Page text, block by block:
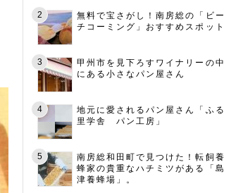
無料で宝さがし！南房総の「ビー
チコーミング」おすすめスポット
甲州市を見下ろすワイナリーの中
にある小さなパン屋さん
地元に愛されるパン屋さん「ふる
里学舎 パン工房」
南房総和田町で見つけた！転飼養
蜂家の貴重なハチミツがある「島
津養蜂場」。